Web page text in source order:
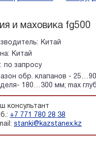
и маховика fg500
Китай
Китай
по запросу
обр. клапанов -
180…300 мм; max
консультант
+7 771 780 28 38
stanki@kazstanex.kz